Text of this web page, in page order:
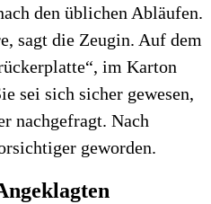
den üblichen Abläufen.
sagt die Zeugin. Auf dem
im Karton
sei sich sicher gewesen,
nachgefragt. Nach
geworden.